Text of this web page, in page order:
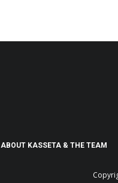
ABOUT KASSETA & THE TEAM